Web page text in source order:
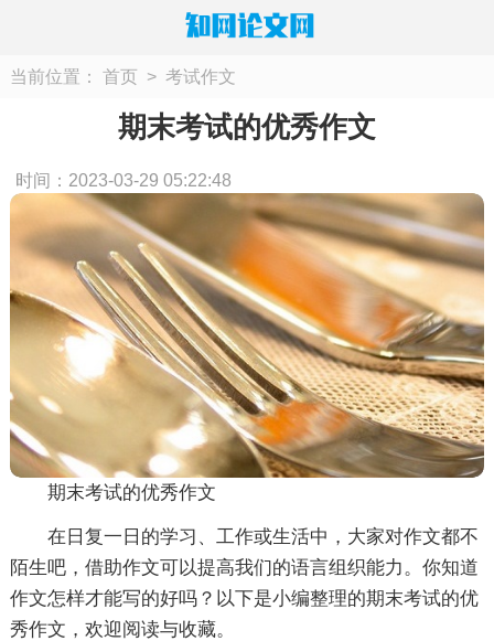
当前位置： 首页 > 考试作文
期末考试的优秀作文
时间：2023-03-29 05:22:48
期末考试的优秀作文
在日复一日的学习、工作或生活中，大家对作文都不
陌生吧，借助作文可以提高我们的语言组织能力。你知道
作文怎样才能写的好吗？以下是小编整理的期末考试的优
秀作文，欢迎阅读与收藏。